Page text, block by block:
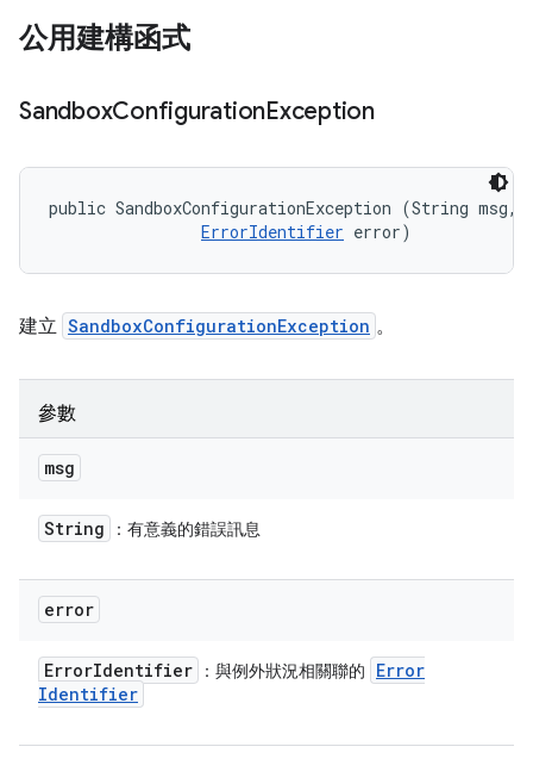
公用建構函式
SandboxConfigurationException
public SandboxConfigurationException (String msg,
ErrorIdentifier error)
建立 SandboxConfigurationException 。
參數
msg
String ：有意義的錯誤訊息
error
ErrorIdentifier ：與例外狀況相關聯的
Error
Identifier